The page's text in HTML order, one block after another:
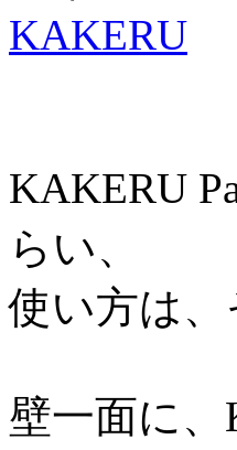
KAKERU
KAKERU
らい、
使い方は
壁一面に